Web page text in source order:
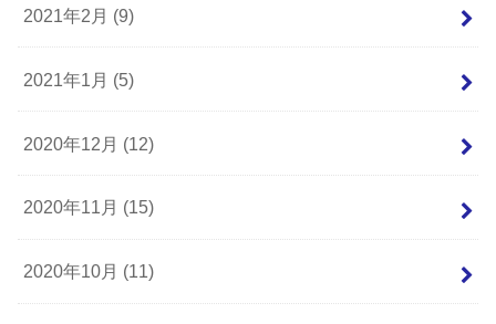
2021年2月 (9)
2021年1月 (5)
2020年12月 (12)
2020年11月 (15)
2020年10月 (11)